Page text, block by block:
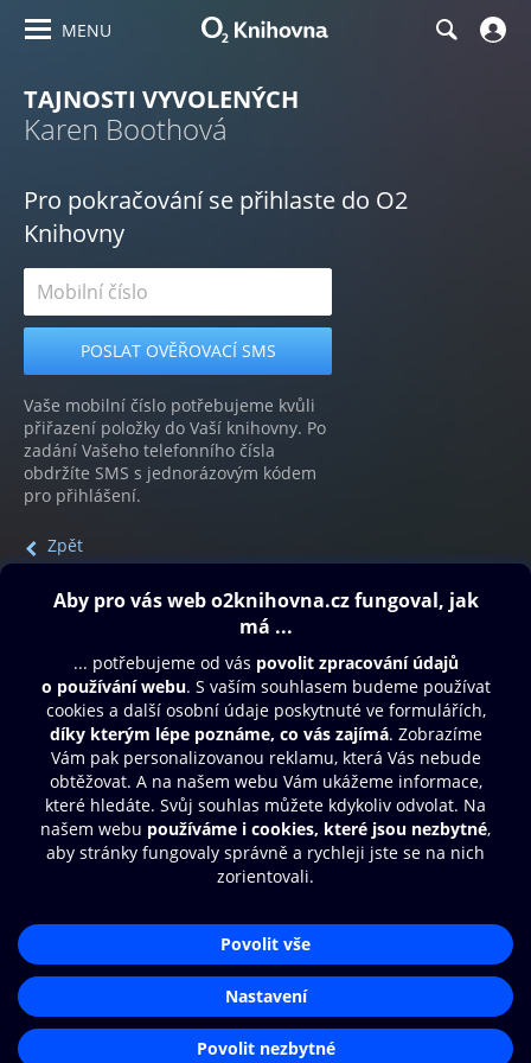
MENU
TAJNOSTI VYVOLENÝCH
Karen Boothová
Pro pokračování se přihlaste do O2
Knihovny
Vaše mobilní číslo potřebujeme kvůli
přiřazení položky do Vaší knihovny. Po
zadání Vašeho telefonního čísla
obdržíte SMS s jednorázovým kódem
pro přihlášení.
Zpět
Obsah ke stažení
Moje O2 Knihovna
Další zábava
© O2 Czech Republic a.s.
Přístupnost
Zásady zpracování osobních údajů
Nastavení cookies
Aplikace O2 Knihovna
Čti a poslouchej své e-knihy a
audioknihy rychleji a pohodlněji.